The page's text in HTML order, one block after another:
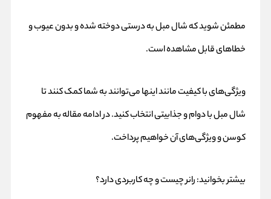
مطمئن شوید که شال مبل به درستی دوخته شده و بدون عیوب و
خطاهای قابل مشاهده است.
ویژگی‌های با کیفیت مانند اینها می‌توانند به شما کمک کنند تا
شال مبل با دوام و جذابیتی انتخاب کنید. در ادامه مقاله به مفهوم
کوسن و ویژگی‌های آن خواهیم پرداخت.
بیشتر بخوانید:رانر چیست و چه کاربردی دارد؟